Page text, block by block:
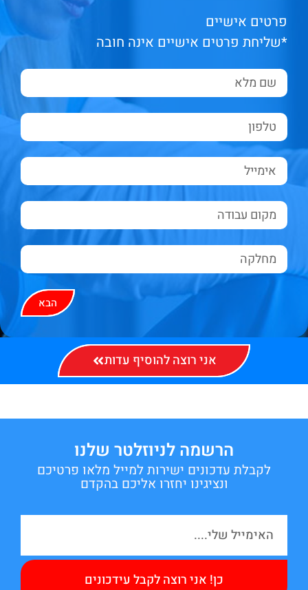
פרטים אישיים
*שליחת פרטים אישיים אינה חובה
הבא
אני רוצה להוסיף עדות
הרשמה לניוזלטר שלנו
לקבלת עדכונים ישירות למייל מלאו פרטיכם
ונציגינו יחזרו אליכם בהקדם
כן! אני רוצה לקבל עידכונים